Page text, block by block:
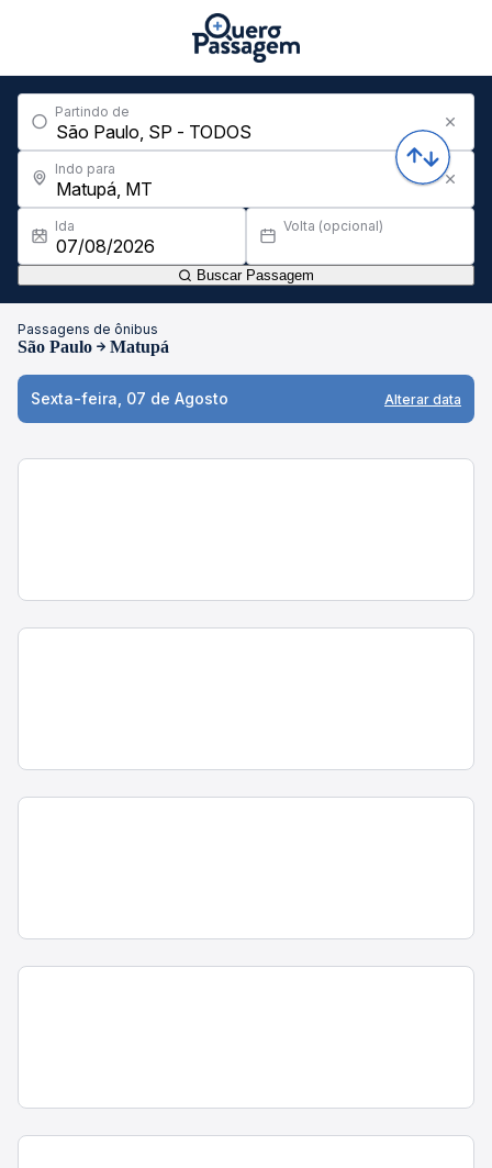
Partindo de
Indo para
Ida Volta (opcional)
Buscar Passagem
Passagens de ônibus
São Paulo Matupá
Sexta-feira, 07 de Agosto Alterar data